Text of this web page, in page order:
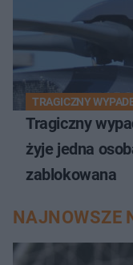
TRAGICZNY
Tragiczny
żyje jedna
zablokowana
NAJNOWSZE